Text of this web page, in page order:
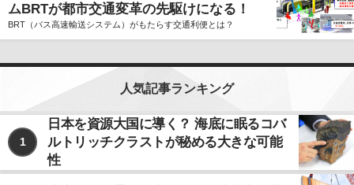
ムBRTが都市交通変革の先駆けになる！
BRT（バス高速輸送システム）がもたらす交通利便とは？
人気記事ランキング
1
日本を資源大国に導く？ 海底に眠るコバ
ルトリッチクラストが秘める大きな可能
性